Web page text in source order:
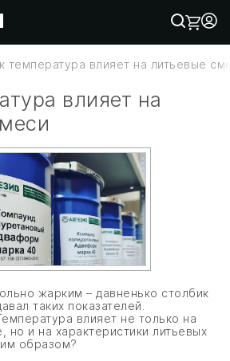
температура влияет на литьевые
влияет на
жарким – давненько столбик
таких показателей.
влияет не только на
но и на характеристики литьевых
образом?